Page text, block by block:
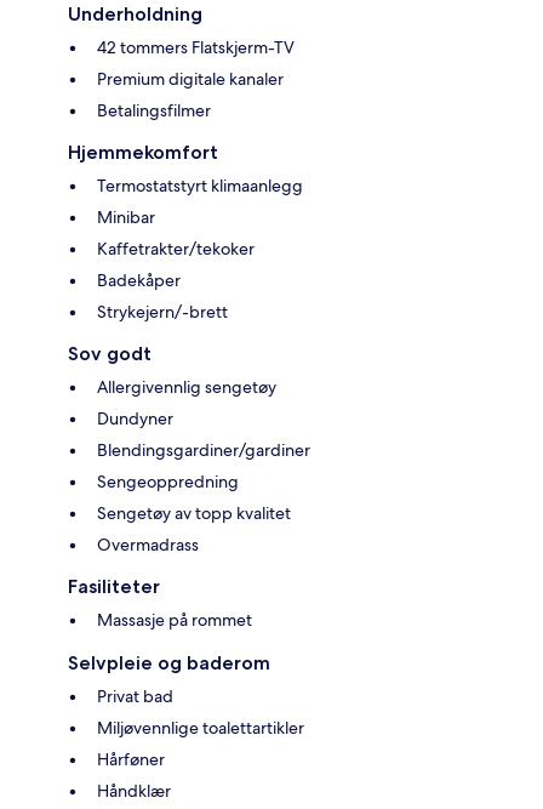
Underholdning
42 tommers Flatskjerm-TV
Premium digitale kanaler
Betalingsfilmer
Hjemmekomfort
Termostatstyrt klimaanlegg
Minibar
Kaffetrakter/tekoker
Badekåper
Strykejern/-brett
Sov godt
Allergivennlig sengetøy
Dundyner
Blendingsgardiner/gardiner
Sengeoppredning
Sengetøy av topp kvalitet
Overmadrass
Fasiliteter
Massasje på rommet
Selvpleie og baderom
Privat bad
Miljøvennlige toalettartikler
Hårføner
Håndklær